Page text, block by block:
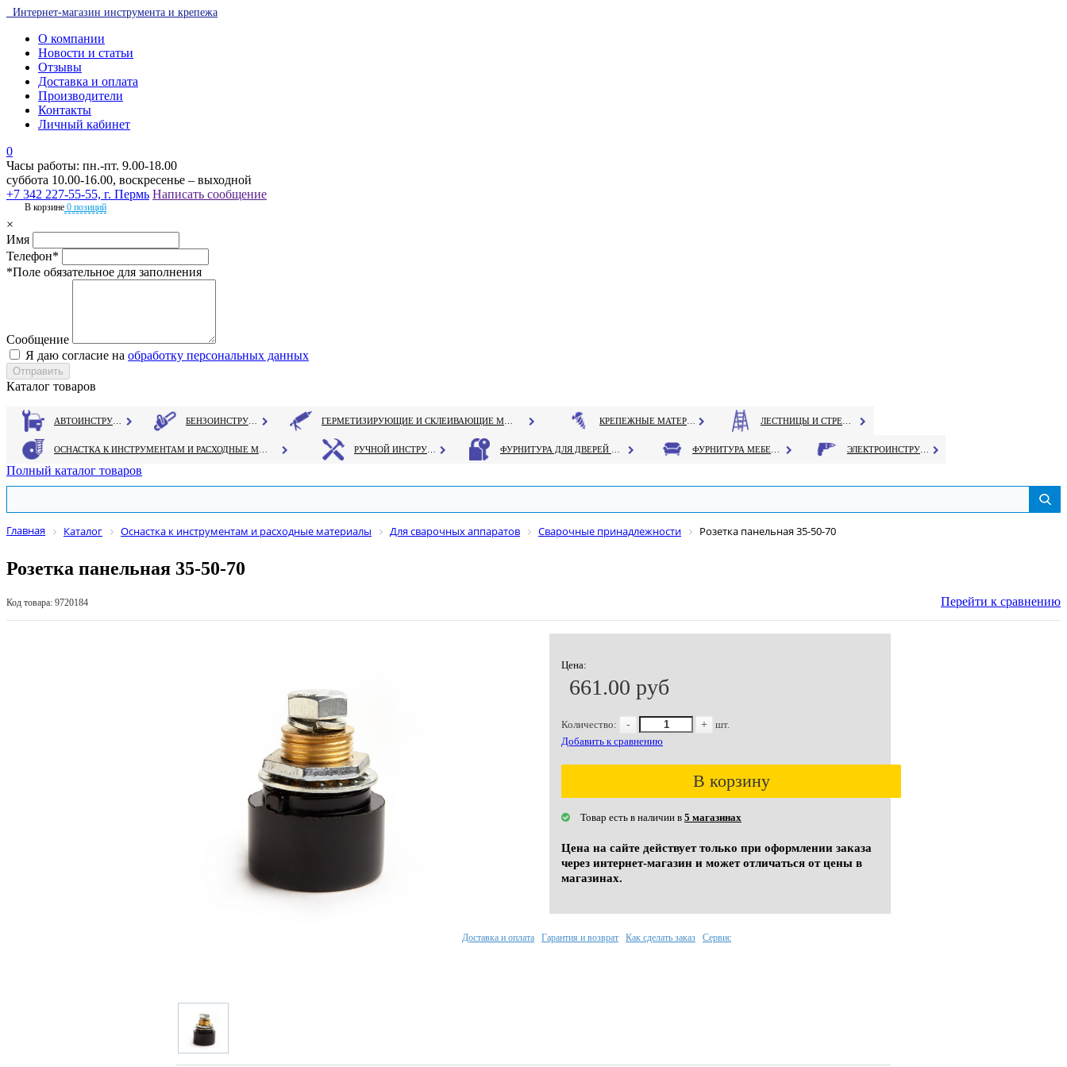
Интернет-магазин инструмента и крепежа
О компании
Новости и статьи
Отзывы
Доставка и оплата
Производители
Контакты
Личный кабинет
0
Часы работы: пн.-пт. 9.00-18.00
суббота 10.00-16.00, воскресенье – выходной
+7 342 227-55-55, г. Пермь Написать сообщение
В корзине 0 позиций
×
Имя
Телефон*
*Поле обязательное для заполнения
Сообщение
Я даю согласие на обработку персональных данных
Каталог товаров
Полный каталог товаров
Главная Каталог Оснастка к инструментам и расходные материалы Для сварочных аппаратов Сварочные принадлежности Розетка панельная 35-50-70
Розетка панельная 35-50-70
Код товара: 9720184 Перейти к сравнению
Цена:
661.00 руб
Количество: - +
шт.
Добавить к сравнению
В корзину
Товар есть в наличии в 5 магазинах
Цена на сайте действует только при оформлении заказа
через интернет-магазин и может отличаться от цены в
магазинах.
Доставка и оплата Гарантия и возврат Как сделать заказ Сервис